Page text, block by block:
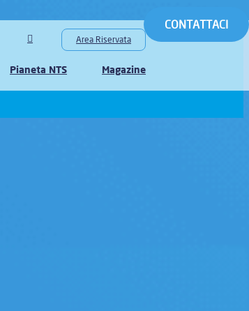
CONTATTACI
Area Riservata
Pianeta NTS Magazine